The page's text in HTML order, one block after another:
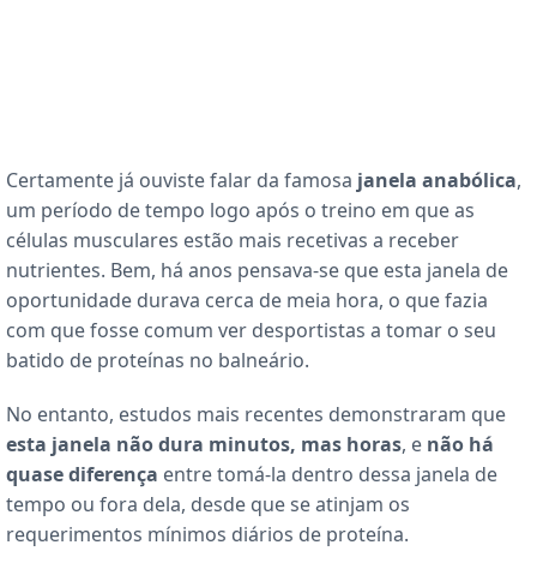
Certamente já ouviste falar da famosa janela anabólica,
um período de tempo logo após o treino em que as
células musculares estão mais recetivas a receber
nutrientes. Bem, há anos pensava-se que esta janela de
oportunidade durava cerca de meia hora, o que fazia
com que fosse comum ver desportistas a tomar o seu
batido de proteínas no balneário.
No entanto, estudos mais recentes demonstraram que
esta janela não dura minutos, mas horas, e não há
quase diferença entre tomá-la dentro dessa janela de
tempo ou fora dela, desde que se atinjam os
requerimentos mínimos diários de proteína.